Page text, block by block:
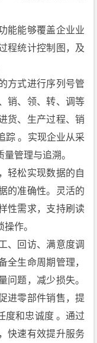
能能够覆盖企业业
程统计控制图，及
方式进行序列号管
销、领、转、调等
货、生产过程、销
踪 。实现企业从采
管理与追溯。
轻松实现数据的自
的准确性。灵活的
性需求，支持刷读
作。
、回访、满意度调
全生命周期管理，
问题，减少损失。
进零部件销售，提
度和忠诚度 。通过
快速有效提升服务